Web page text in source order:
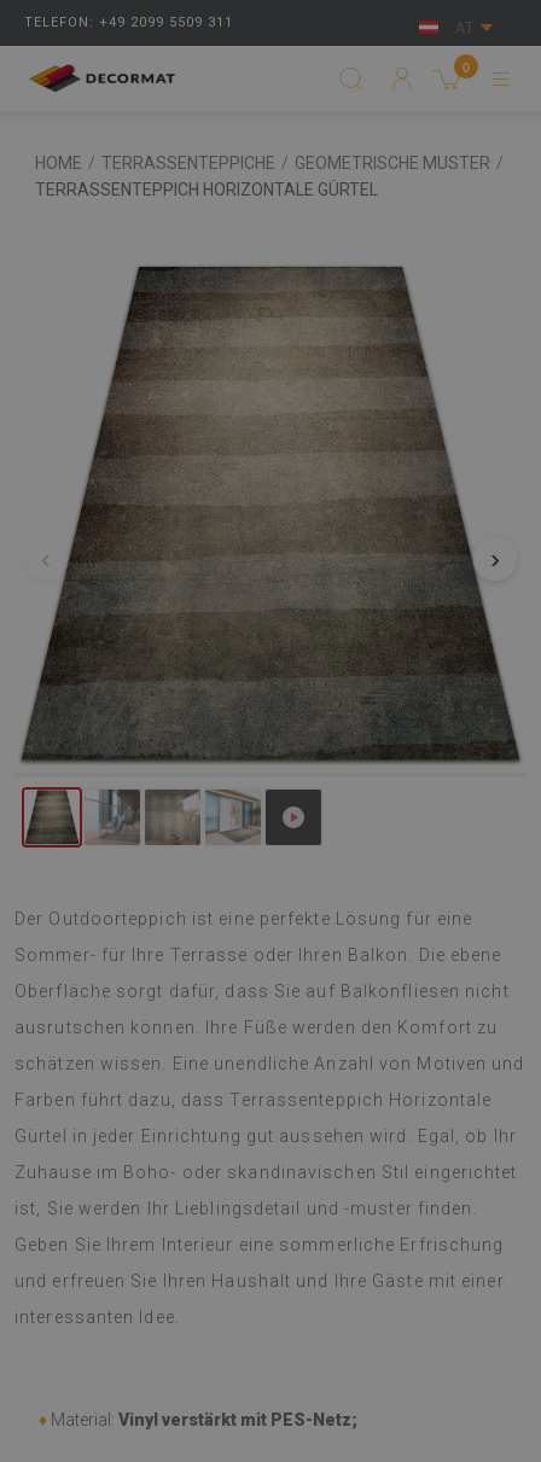
TELEFON: +49 2099 5509 311 AT
0
HOME / TERRASSENTEPPICHE / GEOMETRISCHE MUSTER /
TERRASSENTEPPICH HORIZONTALE GÜRTEL
‹ ›
Der Outdoorteppich ist eine perfekte Lösung für eine
Sommer- für Ihre Terrasse oder Ihren Balkon. Die ebene
Oberfläche sorgt dafür, dass Sie auf Balkonfliesen nicht
ausrutschen können. Ihre Füße werden den Komfort zu
schätzen wissen. Eine unendliche Anzahl von Motiven und
Farben führt dazu, dass Terrassenteppich Horizontale
Gürtel in jeder Einrichtung gut aussehen wird. Egal, ob Ihr
Zuhause im Boho- oder skandinavischen Stil eingerichtet
ist, Sie werden Ihr Lieblingsdetail und -muster finden.
Geben Sie Ihrem Interieur eine sommerliche Erfrischung
und erfreuen Sie Ihren Haushalt und Ihre Gäste mit einer
interessanten Idee.
♦ Material: Vinyl verstärkt mit PES-Netz;